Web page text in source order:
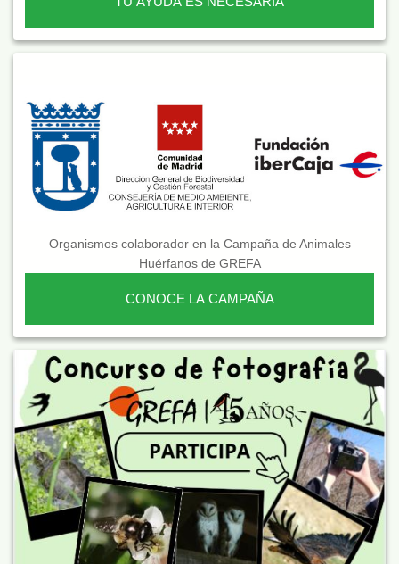
Organismos colaborador en la Campaña de Animales
Huérfanos de GREFA
CONOCE LA CAMPAÑA